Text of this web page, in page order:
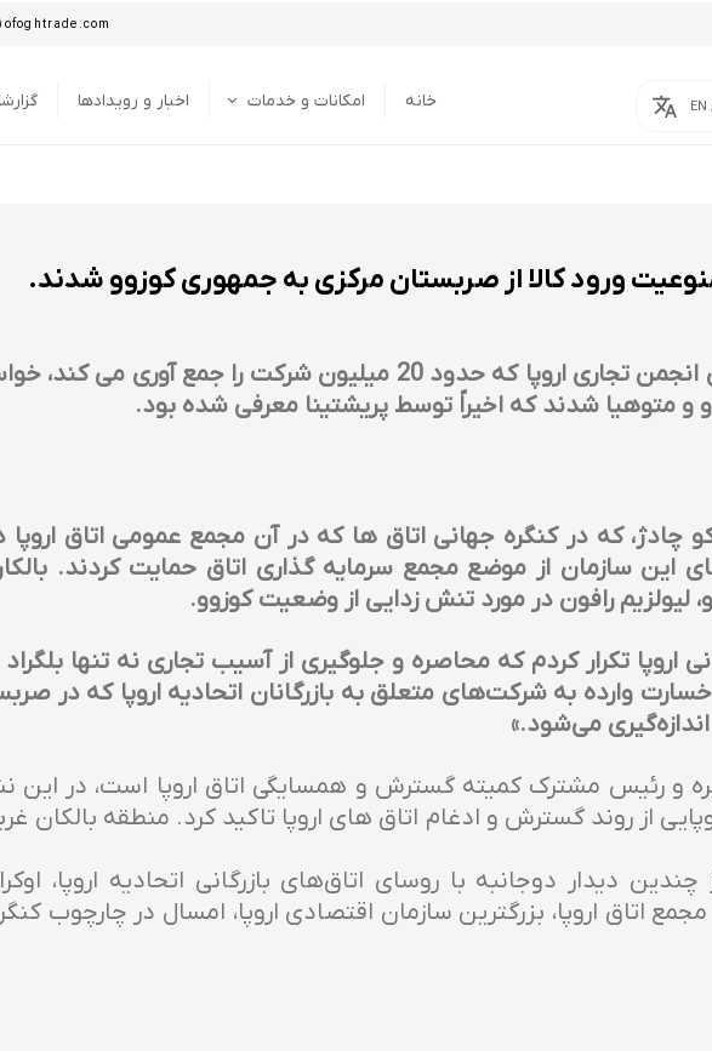
خانه امکانات و خدمات اخبار و رویدادها EN
ورود کالا از صربستان مرکزی به جمهوری کوزوو شدند.
اعضای اتاق بازرگانی اروپا، بزرگترین انجمن تجاری اروپا که حدود 20 میلیون شرکت را
و متوهیا شدند که اخیراً توسط پریشتینا معرفی شده بود.
چادژ، که در کنگره جهانی اتاق ها که در آن مجمع عمومی اتاق اروپا
سازمان از موضع مجمع سرمایه گذاری اتاق حمایت کردند.
لیولزیم رافون در مورد تنش زدایی از وضعیت کوزوو.
اروپا تکرار کردم که محاصره و جلوگیری از آسیب تجاری نه تنها بلگراد
وارده به شرکت‌های متعلق به بازرگانان اتحادیه اروپا که در
می‌شود.»
و رئیس مشترک کمیته گسترش و همسایگی اتاق اروپا است، در
از روند گسترش و ادغام اتاق های اروپا تاکید کرد. منطقه بالکان
دیدار دوجانبه با روسای اتاق‌های بازرگانی اتحادیه اروپا،
اتاق اروپا، بزرگترین سازمان اقتصادی اروپا، امسال در چارچوب